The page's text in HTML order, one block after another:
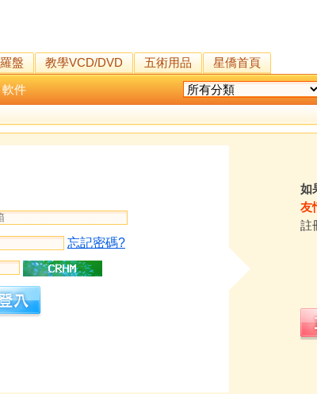
盤 教學VCD/DVD 五術用品
星僑首頁
軟件
忘記密碼?
如
友
註